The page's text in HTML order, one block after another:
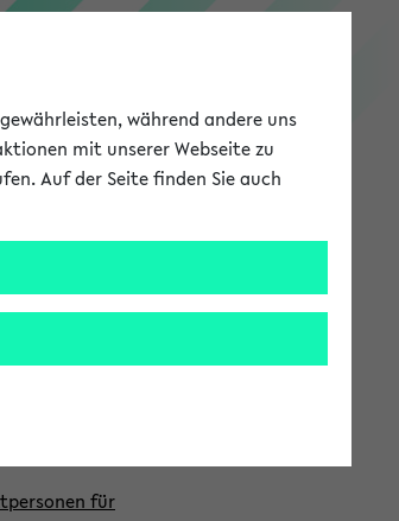
für
während andere uns
mit unserer Webseite zu
Auf der Seite finden Sie auch